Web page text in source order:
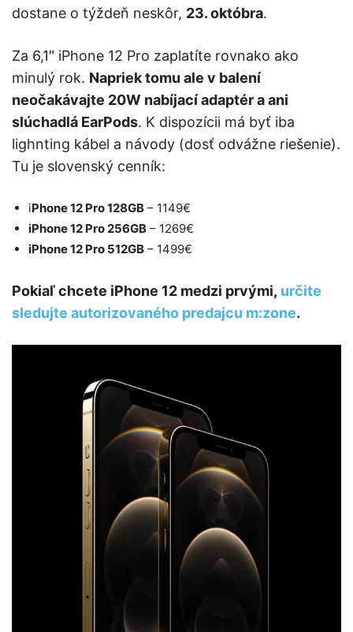
dostane o týždeň neskôr, 23. októbra.
Za 6,1″ iPhone 12 Pro zaplatíte rovnako ako
minulý rok. Napriek tomu ale v balení
neočakávajte 20W nabíjací adaptér a ani
slúchadlá EarPods. K dispozícii má byť iba
lighnting kábel a návody (dosť odvážne riešenie).
Tu je slovenský cenník:
iPhone 12 Pro 128GB – 1149€
iPhone 12 Pro 256GB – 1269€
iPhone 12 Pro 512GB – 1499€
Pokiaľ chcete iPhone 12 medzi prvými, určite
sledujte autorizovaného predajcu m:zone.